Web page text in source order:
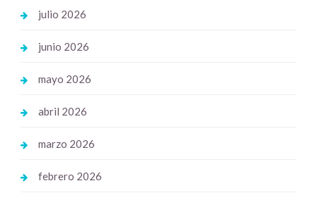
julio 2026
junio 2026
mayo 2026
abril 2026
marzo 2026
febrero 2026